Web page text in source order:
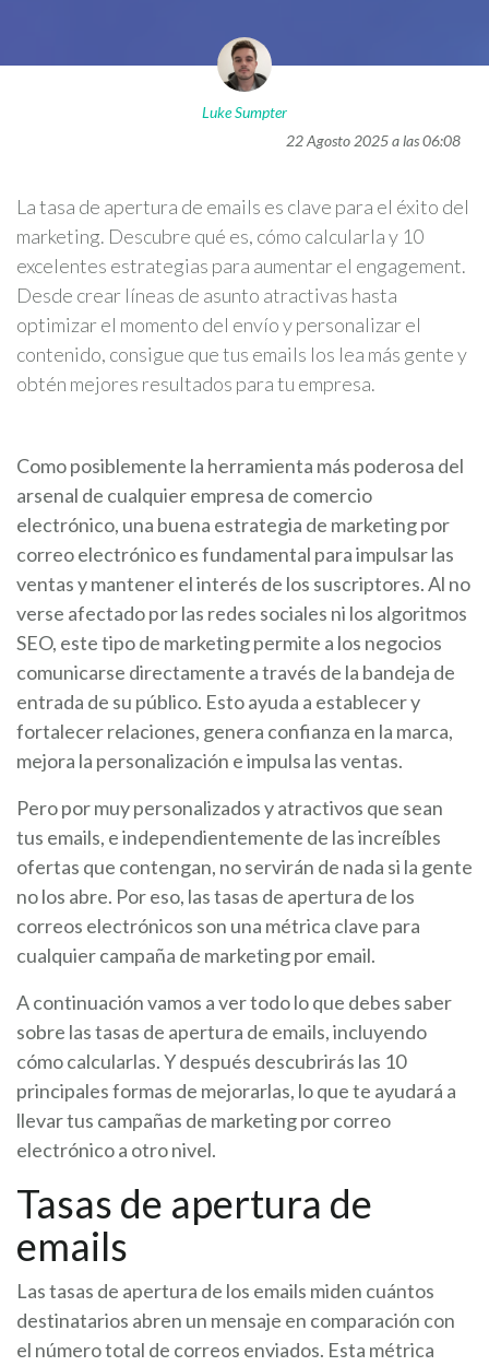
Luke Sumpter
22 Agosto 2025 a las 06:08
La tasa de apertura de emails es clave para el éxito del
marketing. Descubre qué es, cómo calcularla y 10
excelentes estrategias para aumentar el engagement.
Desde crear líneas de asunto atractivas hasta
optimizar el momento del envío y personalizar el
contenido, consigue que tus emails los lea más gente y
obtén mejores resultados para tu empresa.
Como posiblemente la herramienta más poderosa del
arsenal de cualquier empresa de comercio
electrónico, una buena estrategia de marketing por
correo electrónico es fundamental para impulsar las
ventas y mantener el interés de los suscriptores. Al no
verse afectado por las redes sociales ni los algoritmos
SEO, este tipo de marketing permite a los negocios
comunicarse directamente a través de la bandeja de
entrada de su público. Esto ayuda a establecer y
fortalecer relaciones, genera confianza en la marca,
mejora la personalización e impulsa las ventas.
Pero por muy personalizados y atractivos que sean
tus emails, e independientemente de las increíbles
ofertas que contengan, no servirán de nada si la gente
no los abre. Por eso, las tasas de apertura de los
correos electrónicos son una métrica clave para
cualquier campaña de marketing por email.
A continuación vamos a ver todo lo que debes saber
sobre las tasas de apertura de emails, incluyendo
cómo calcularlas. Y después descubrirás las 10
principales formas de mejorarlas, lo que te ayudará a
llevar tus campañas de marketing por correo
electrónico a otro nivel.
Tasas de apertura de
emails
Las tasas de apertura de los emails miden cuántos
destinatarios abren un mensaje en comparación con
el número total de correos enviados. Esta métrica